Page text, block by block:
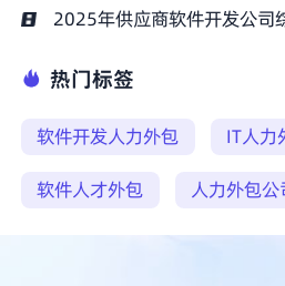
热门标签
软件开发人力外包
IT人力
软件人才外包
人力外包公